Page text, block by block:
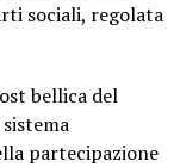
sociali, regolata
bellica del
partecipazione